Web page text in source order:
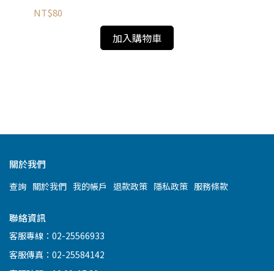
NT$80
加入購物車
關於我們
查詢 關於我們 我的帳戶 退款政策 隱私政策 服務條款
聯絡資訊
客服專線：02-25566933
客服傳真：02-25584142